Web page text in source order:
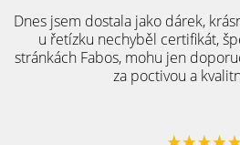
Dnes jsem dostala jako dárek,
u řetízku nechyběl certifikát,
stránkách Fabos, mohu jen
za poctivou a